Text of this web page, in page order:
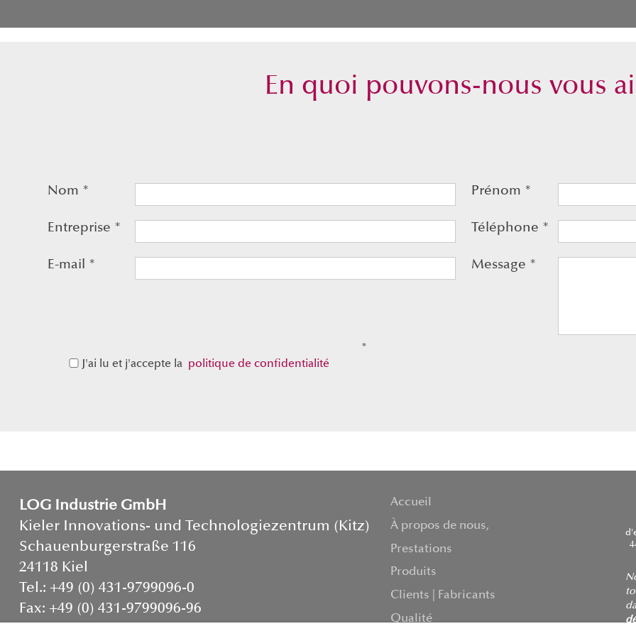
En quoi pouvons-nous vous
Nom * Prénom *
Entreprise * Téléphone *
E-mail * Message *
J'ai lu et j'accepte la politique de confidentialité
*
LOG Industrie GmbH
Kieler Innovations- und Technologiezentrum (Kitz)
Schauenburgerstraße 116
24118 Kiel
Tel.: +49 (0) 431-9799096-0
Fax: +49 (0) 431-9799096-96
Accueil
À propos de nous,
Prestations
Produits
Clients | Fabricants
Qualité